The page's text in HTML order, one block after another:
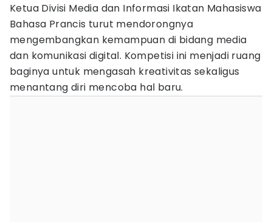
Ketua Divisi Media dan Informasi Ikatan Mahasiswa
Bahasa Prancis turut mendorongnya
mengembangkan kemampuan di bidang media
dan komunikasi digital. Kompetisi ini menjadi ruang
baginya untuk mengasah kreativitas sekaligus
menantang diri mencoba hal baru.